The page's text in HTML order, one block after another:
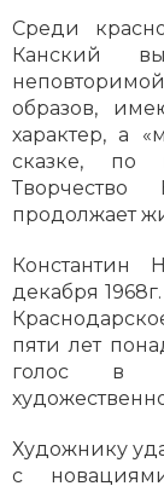
Среди
Канский
образов,
характер, а
сказке, по
продолжает
Константин
декабря
пяти лет
голос в
Художнику
с